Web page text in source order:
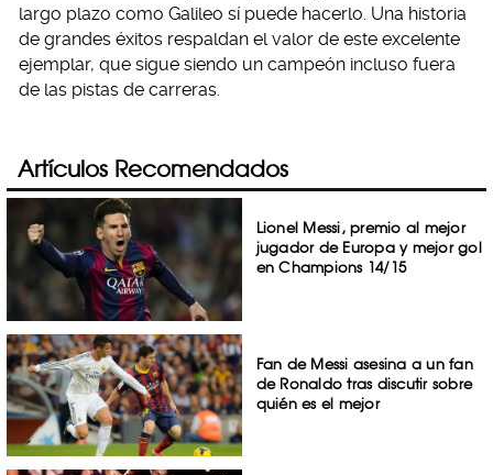
largo plazo como Galileo sí puede hacerlo. Una historia
de grandes éxitos respaldan el valor de este excelente
ejemplar, que sigue siendo un campeón incluso fuera
de las pistas de carreras.
Artículos Recomendados
Lionel Messi, premio al mejor
jugador de Europa y mejor gol
en Champions 14/15
Fan de Messi asesina a un fan
de Ronaldo tras discutir sobre
quién es el mejor